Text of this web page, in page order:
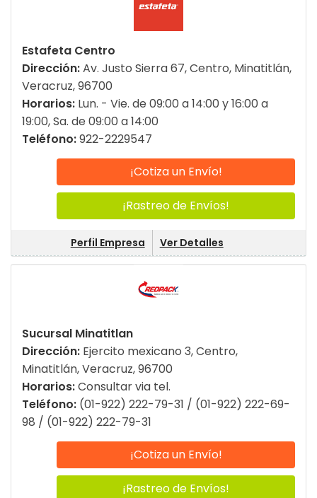
Estafeta Centro
Dirección:Av. Justo Sierra 67, Centro, Minatitlán,
Veracruz, 96700
Horarios: Lun. - Vie. de 09:00 a 14:00 y 16:00 a
19:00, Sa. de 09:00 a 14:00
Teléfono:922-2229547
¡Cotiza un Envío!
¡Rastreo de Envíos!
Perfil Empresa Ver Detalles
Sucursal Minatitlan
Dirección: Ejercito mexicano 3, Centro,
Minatitlán, Veracruz, 96700
Horarios:Consultar via tel.
Teléfono: (01-922) 222-79-31 / (01-922) 222-69-
98 / (01-922) 222-79-31
¡Cotiza un Envío!
¡Rastreo de Envíos!